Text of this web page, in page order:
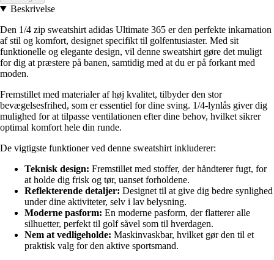
Beskrivelse
Den 1/4 zip sweatshirt adidas Ultimate 365 er den perfekte inkarnation
af stil og komfort, designet specifikt til golfentusiaster. Med sit
funktionelle og elegante design, vil denne sweatshirt gøre det muligt
for dig at præstere på banen, samtidig med at du er på forkant med
moden.
Fremstillet med materialer af høj kvalitet, tilbyder den stor
bevægelsesfrihed, som er essentiel for dine sving. 1/4-lynlås giver dig
mulighed for at tilpasse ventilationen efter dine behov, hvilket sikrer
optimal komfort hele din runde.
De vigtigste funktioner ved denne sweatshirt inkluderer:
Teknisk design: Fremstillet med stoffer, der håndterer fugt, for
at holde dig frisk og tør, uanset forholdene.
Reflekterende detaljer: Designet til at give dig bedre synlighed
under dine aktiviteter, selv i lav belysning.
Moderne pasform: En moderne pasform, der flatterer alle
silhuetter, perfekt til golf såvel som til hverdagen.
Nem at vedligeholde: Maskinvaskbar, hvilket gør den til et
praktisk valg for den aktive sportsmand.